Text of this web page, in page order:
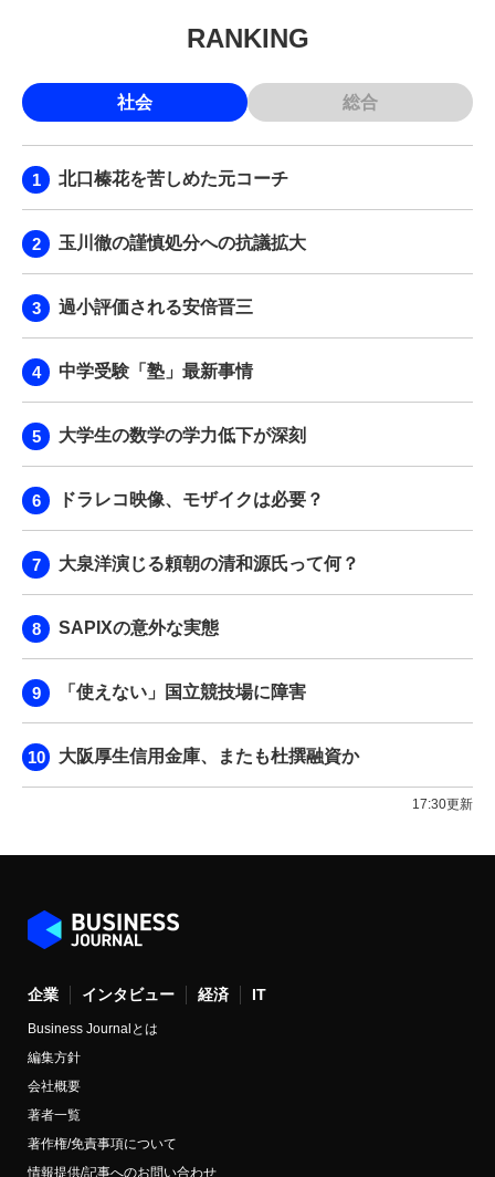
RANKING
社会 総合
北口榛花を苦しめた元コーチ
玉川徹の謹慎処分への抗議拡大
過小評価される安倍晋三
中学受験「塾」最新事情
大学生の数学の学力低下が深刻
ドラレコ映像、モザイクは必要？
大泉洋演じる頼朝の清和源氏って何？
SAPIXの意外な実態
「使えない」国立競技場に障害
大阪厚生信用金庫、またも杜撰融資か
17:30更新
企業 インタビュー 経済 IT
Business Journalとは
編集方針
会社概要
著者一覧
著作権/免責事項について
情報提供/記事へのお問い合わせ